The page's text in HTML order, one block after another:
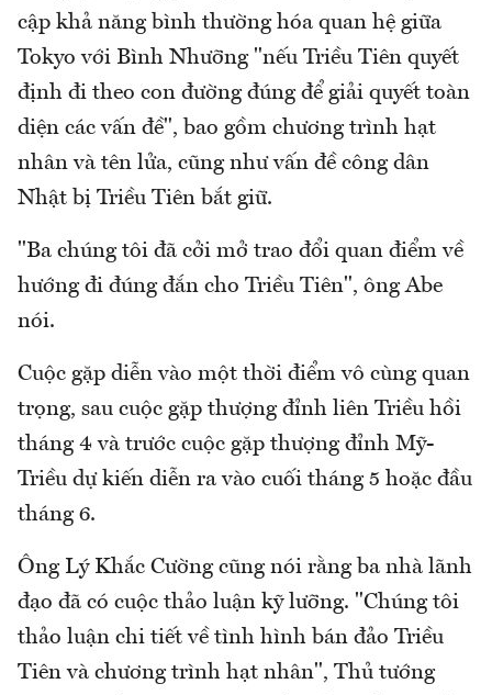
cập khả năng bình thường hóa quan hệ giữa
Tokyo với Bình Nhưỡng "nếu Triều Tiên quyết
định đi theo con đường đúng để giải quyết toàn
diện các vấn đề", bao gồm chương trình hạt
nhân và tên lửa, cũng như vấn đề công dân
Nhật bị Triều Tiên bắt giữ.
"Ba chúng tôi đã cởi mở trao đổi quan điểm về
hướng đi đúng đắn cho Triều Tiên", ông Abe
nói.
Cuộc gặp diễn vào một thời điểm vô cùng quan
trọng, sau cuộc gặp thượng đỉnh liên Triều hồi
tháng 4 và trước cuộc gặp thượng đỉnh Mỹ-
Triều dự kiến diễn ra vào cuối tháng 5 hoặc đầu
tháng 6.
Ông Lý Khắc Cường cũng nói rằng ba nhà lãnh
đạo đã có cuộc thảo luận kỹ lưỡng. "Chúng tôi
thảo luận chi tiết về tình hình bán đảo Triều
Tiên và chương trình hạt nhân", Thủ tướng